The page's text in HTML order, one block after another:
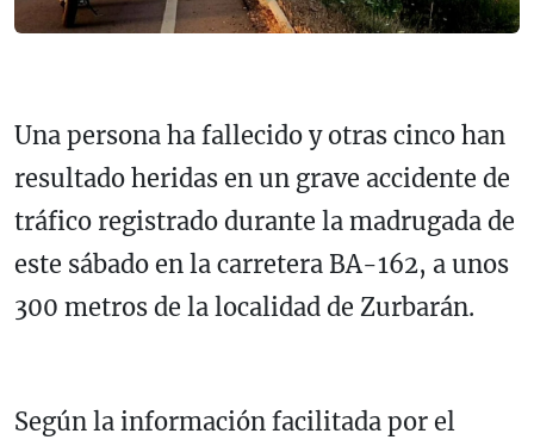
Una persona ha fallecido y otras cinco han
resultado heridas en un grave accidente de
tráfico registrado durante la madrugada de
este sábado en la carretera BA-162, a unos
300 metros de la localidad de Zurbarán.
Según la información facilitada por el